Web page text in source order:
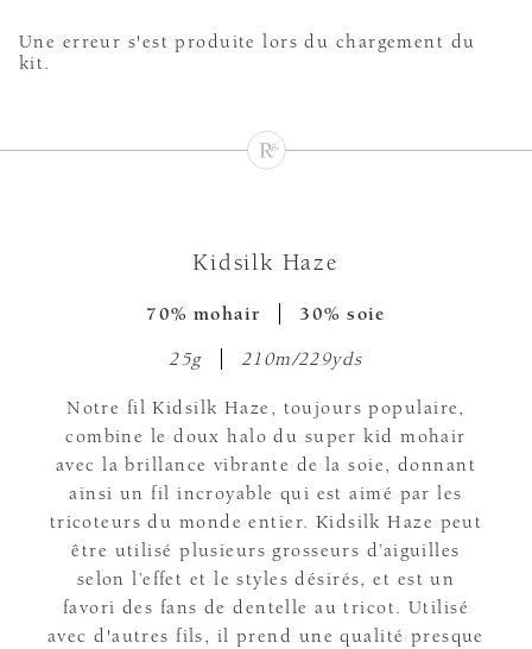
Une erreur s'est produite lors du chargement du
kit.
Kidsilk Haze
70% mohair 30% soie
25g 210m/229yds
Notre fil Kidsilk Haze, toujours populaire,
combine le doux halo du super kid mohair
avec la brillance vibrante de la soie, donnant
ainsi un fil incroyable qui est aimé par les
tricoteurs du monde entier. Kidsilk Haze peut
être utilisé plusieurs grosseurs d’aiguilles
selon l’effet et le styles désirés, et est un
favori des fans de dentelle au tricot. Utilisé
avec d'autres fils, il prend une qualité presque